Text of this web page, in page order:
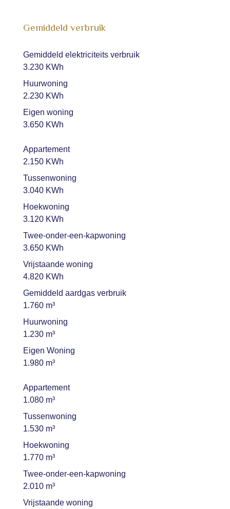
Gemiddeld verbruik
Gemiddeld elektriciteits verbruik
3.230 KWh
Huurwoning
2.230 KWh
Eigen woning
3.650 KWh
Appartement
2.150 KWh
Tussenwoning
3.040 KWh
Hoekwoning
3.120 KWh
Twee-onder-een-kapwoning
3.650 KWh
Vrijstaande woning
4.820 KWh
Gemiddeld aardgas verbruik
1.760 m³
Huurwoning
1.230 m³
Eigen Woning
1.980 m³
Appartement
1.080 m³
Tussenwoning
1.530 m³
Hoekwoning
1.770 m³
Twee-onder-een-kapwoning
2.010 m³
Vrijstaande woning